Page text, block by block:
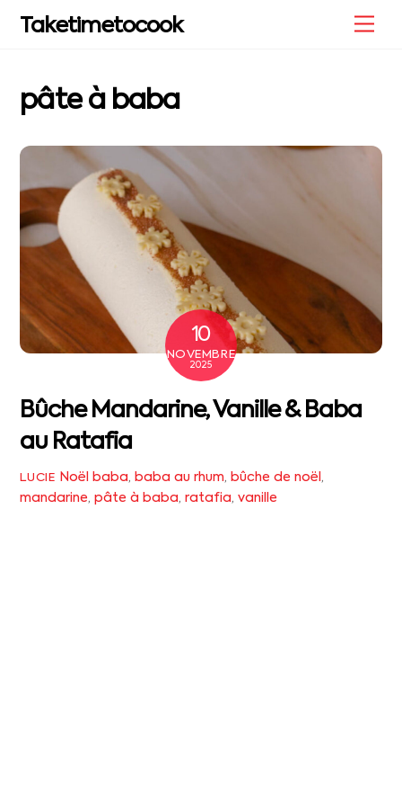
Taketimetocook
pâte à baba
10
NOVEMBRE
2025
Bûche Mandarine, Vanille & Baba
au Ratafia
LUCIE Noël baba, baba au rhum, bûche de noël ,
mandarine,pâte à baba,ratafia,vanille